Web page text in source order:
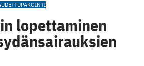
TUPAKOINTI
lopettaminen